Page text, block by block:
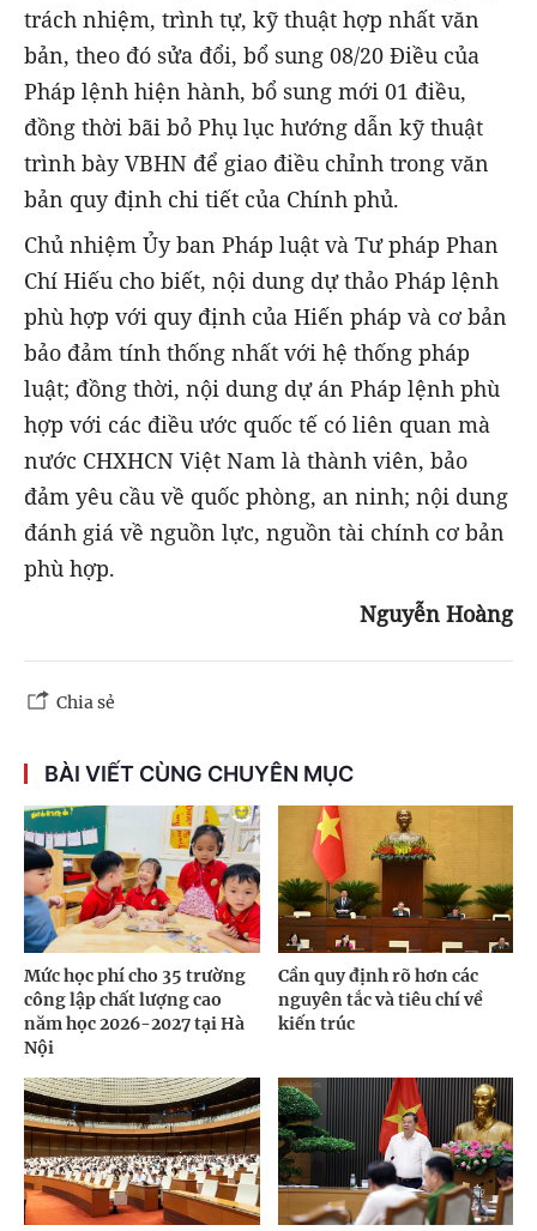
trách nhiệm, trình tự, kỹ thuật hợp nhất văn
bản, theo đó sửa đổi, bổ sung 08/20 Điều của
Pháp lệnh hiện hành, bổ sung mới 01 điều,
đồng thời bãi bỏ Phụ lục hướng dẫn kỹ thuật
trình bày VBHN để giao điều chỉnh trong văn
bản quy định chi tiết của Chính phủ.
Chủ nhiệm Ủy ban Pháp luật và Tư pháp Phan
Chí Hiếu cho biết, nội dung dự thảo Pháp lệnh
phù hợp với quy định của Hiến pháp và cơ bản
bảo đảm tính thống nhất với hệ thống pháp
luật; đồng thời, nội dung dự án Pháp lệnh phù
hợp với các điều ước quốc tế có liên quan mà
nước CHXHCN Việt Nam là thành viên, bảo
đảm yêu cầu về quốc phòng, an ninh; nội dung
đánh giá về nguồn lực, nguồn tài chính cơ bản
phù hợp.
Nguyễn Hoàng
Chia sẻ
BÀI VIẾT CÙNG CHUYÊN MỤC
Mức học phí cho 35 trường
công lập chất lượng cao
năm học 2026-2027 tại Hà
Nội
Cần quy định rõ hơn các
nguyên tắc và tiêu chí về
kiến trúc